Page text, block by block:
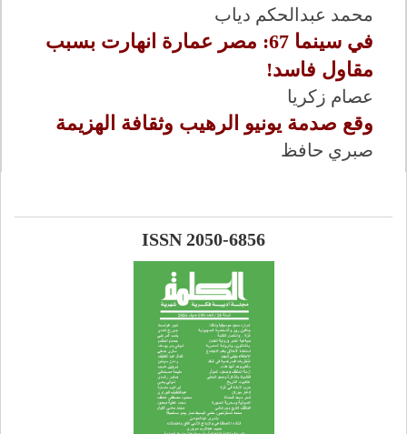
محمد عبدالحكم دياب
في سينما 67: مصر عمارة انهارت بسبب
مقاول فاسد!
عصام زكريا
وقع صدمة يونيو الرهيب وثقافة الهزيمة
صبري حافظ
ISSN 2050-6856